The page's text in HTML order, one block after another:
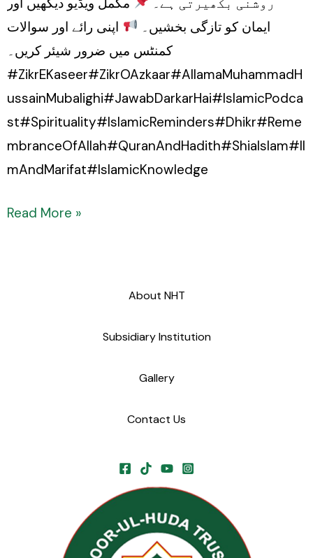
ایمان کو تازگی بخشیں۔
اپنی رائے اور سوالات
کمنٹس میں ضرور شیئر کریں۔
#ZikrEKaseer#ZikrOAzkaar#AllamaMuhammadH
ussainMubalighi#JawabDarkarHai#IslamicPodca
st#Spirituality#IslamicReminders#Dhikr#Reme
mbranceOfAllah#QuranAndHadith#ShiaIslam#Il
mAndMarifat#IslamicKnowledge
Read More »
About NHT
Subsidiary Institution
Gallery
Contact Us